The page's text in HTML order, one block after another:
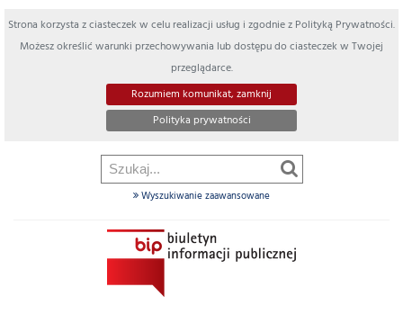
Strona korzysta z ciasteczek w celu realizacji usług i zgodnie z Polityką Prywatności.
Możesz określić warunki przechowywania lub dostępu do ciasteczek w Twojej
przeglądarce.
Rozumiem komunikat, zamknij
Polityka prywatności
Wyszukiwanie zaawansowane